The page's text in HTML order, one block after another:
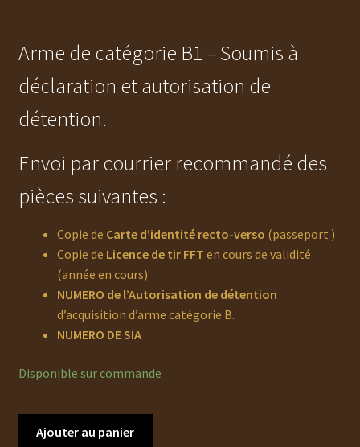
Arme de catégorie B1 – Soumis à
déclaration et autorisation de
détention.
Envoi par courrier recommandé des
pièces suivantes :
Copie de Carte d’identité recto-verso (passeport )
Copie de Licence de tir FFT en cours de validité
(année en cours)
NUMERO de l’Autorisation de détention
d’acquisition d’arme catégorie B.
NUMERO DE SIA
Disponible sur commande
Ajouter au panier